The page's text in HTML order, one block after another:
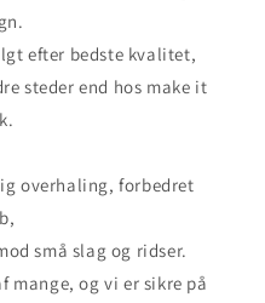
efter bedste kvalitet,
steder end hos make it
overhaling, forbedret
små slag og ridser.
mange, og vi er sikre på